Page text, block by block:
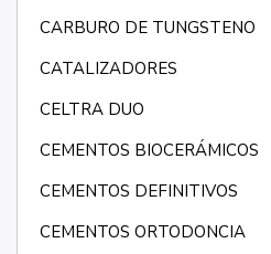
CARBURO DE TUNGSTENO
CATALIZADORES
CELTRA DUO
CEMENTOS BIOCERÁMICOS
CEMENTOS DEFINITIVOS
CEMENTOS ORTODONCIA